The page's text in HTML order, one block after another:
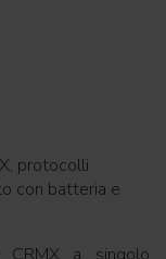
protocolli
con batteria e